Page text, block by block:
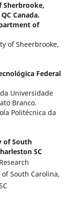
Sherbrooke,
Canada.
of
of Sheerbrooke,
Federal
Universidade
Branco.
Politécnica da
of South
SC
South Carolina,